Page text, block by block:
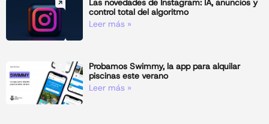
Las novedades de Instagram: IA, anuncios y
control total del algoritmo
Leer más »
Probamos Swimmy, la app para alquilar
piscinas este verano
Leer más »